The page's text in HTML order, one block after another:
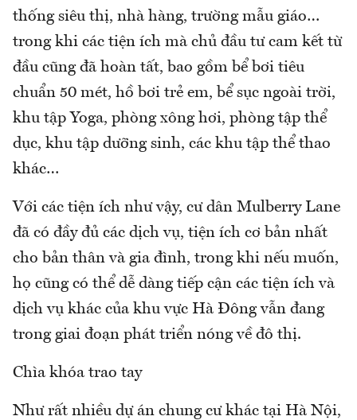
thống siêu thị, nhà hàng, trường mẫu giáo…
trong khi các tiện ích mà chủ đầu tư cam kết từ
đầu cũng đã hoàn tất, bao gồm bể bơi tiêu
chuẩn 50 mét, hồ bơi trẻ em, bể sục ngoài trời,
khu tập Yoga, phòng xông hơi, phòng tập thể
dục, khu tập dưỡng sinh, các khu tập thể thao
khác…
Với các tiện ích như vậy, cư dân Mulberry Lane
đã có đầy đủ các dịch vụ, tiện ích cơ bản nhất
cho bản thân và gia đình, trong khi nếu muốn,
họ cũng có thể dễ dàng tiếp cận các tiện ích và
dịch vụ khác của khu vực Hà Đông vẫn đang
trong giai đoạn phát triển nóng về đô thị.
Chìa khóa trao tay
Như rất nhiều dự án chung cư khác tại Hà Nội,